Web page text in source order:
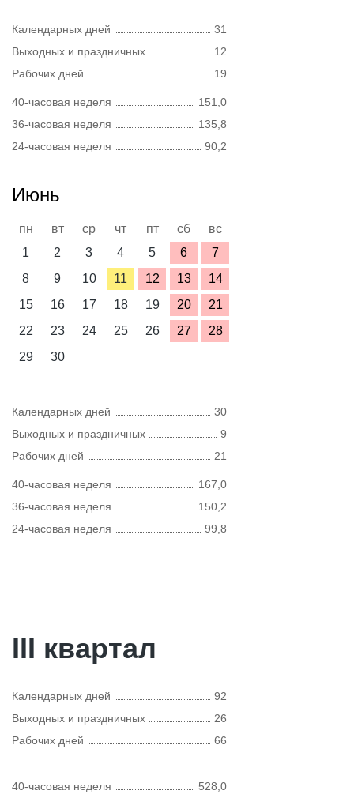
Календарных дней
31
Выходных и праздничных
12
Рабочих дней
19
40-часовая неделя
151,0
36-часовая неделя
135,8
24-часовая неделя
90,2
Июнь
пн вт ср чт пт сб
вс
1
2 3 4 5 6
7
8
9 10 11 12 13
14
15
16 17 18 19 20
21
22
23 24 25 26 27
28
29
30
Календарных дней
30
Выходных и праздничных
9
Рабочих дней
21
40-часовая неделя
167,0
36-часовая неделя
150,2
24-часовая неделя
99,8
III квартал
Календарных дней
92
Выходных и праздничных
26
Рабочих дней
66
40-часовая неделя 528,0